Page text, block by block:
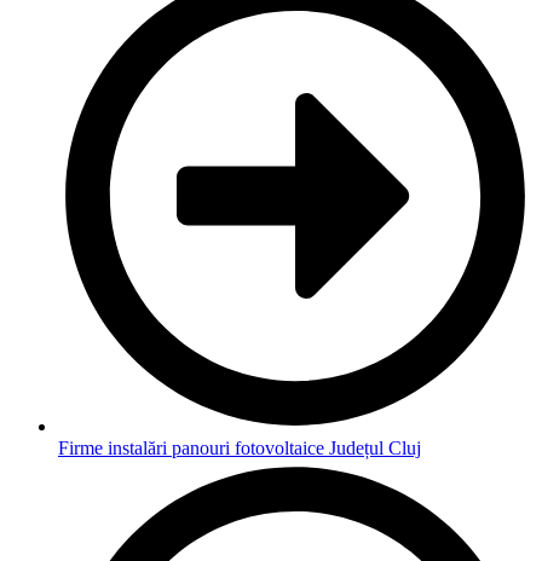
Firme instalări panouri fotovoltaice Județul Cluj